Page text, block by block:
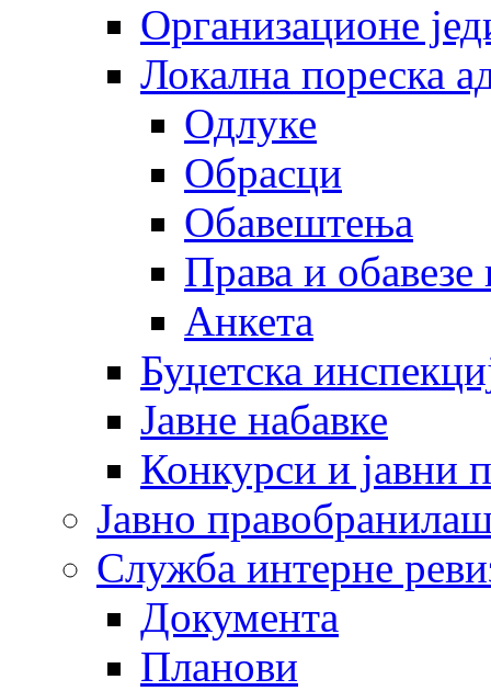
Организационе
Локална пореска
Одлуке
Обрасци
Обавештења
Права и
Анкета
Буџетска
Јавне набавке
Конкурси и јавни
Јавно
Служба интерне
Документа
Планови